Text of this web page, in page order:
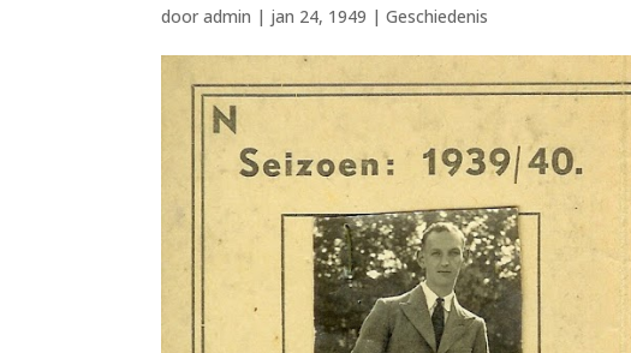
dooradmin | jan 24, 1949 |Geschiedenis